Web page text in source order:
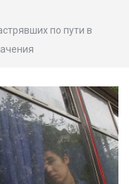
по пути в